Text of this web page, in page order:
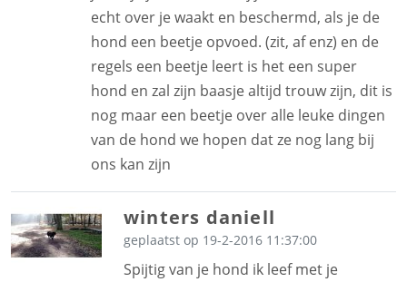
echt over je waakt en beschermd, als je de
hond een beetje opvoed. (zit, af enz) en de
regels een beetje leert is het een super
hond en zal zijn baasje altijd trouw zijn, dit is
nog maar een beetje over alle leuke dingen
van de hond we hopen dat ze nog lang bij
ons kan zijn
winters daniell
geplaatst op 19-2-2016 11:37:00
Spijtig van je hond ik leef met je